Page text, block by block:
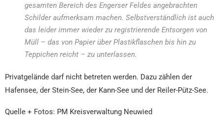
gesamten Bereich des Engerser Feldes angebrachten
Schilder aufmerksam machen. Selbstverständlich ist auch
das leider immer wieder zu registrierende Entsorgen von
Müll – das von Papier über Plastikflaschen bis hin zu
Teppichen reicht – zu unterlassen.
Privatgelände darf nicht betreten werden. Dazu zählen der
Hafensee, der Stein-See, der Kann-See und der Reiler-Pütz-See.
Quelle + Fotos: PM Kreisverwaltung Neuwied